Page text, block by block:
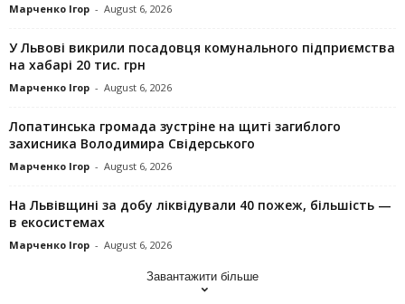
Марченко Ігор - August 6, 2026
У Львові викрили посадовця комунального підприємства
на хабарі 20 тис. грн
Марченко Ігор - August 6, 2026
Лопатинська громада зустріне на щиті загиблого
захисника Володимира Свідерського
Марченко Ігор - August 6, 2026
На Львівщині за добу ліквідували 40 пожеж, більшість —
в екосистемах
Марченко Ігор - August 6, 2026
Завантажити більше